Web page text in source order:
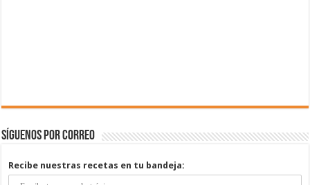
Síguenos por correo
Recibe nuestras recetas en tu bandeja: